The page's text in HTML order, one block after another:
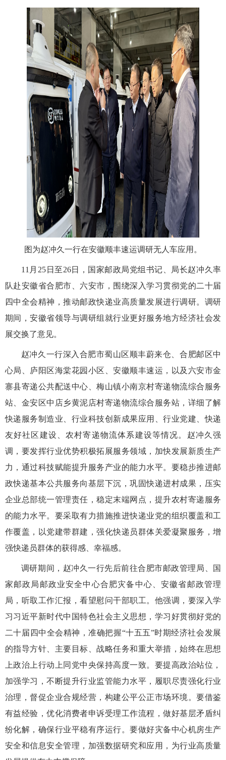
图为赵冲久一行在安徽顺丰速运调研无人车应用。
11月25日至26日，国家邮政局党组书记、局长赵冲久率
队赴安徽省合肥市、六安市，围绕深入学习贯彻党的二十届
四中全会精神，推动邮政快递业高质量发展进行调研。调研
期间，安徽省领导与调研组就行业更好服务地方经济社会发
展交换了意见。
赵冲久一行深入合肥市蜀山区顺丰蔚来仓、合肥邮区中
心局、庐阳区海棠花园小区、安徽顺丰速运，以及六安市金
寨县寄递公共配送中心、梅山镇小南京村寄递物流综合服务
站、金安区中店乡黄泥店村寄递物流综合服务站，详细了解
快递服务制造业、行业科技创新成果应用、行业党建、快递
友好社区建设、农村寄递物流体系建设等情况。赵冲久强
调，要发挥行业优势积极拓展服务领域，加快发展新质生产
力，通过科技赋能提升服务产业的能力水平。要稳步推进邮
政快递基本公共服务向基层下沉，巩固快递进村成果，压实
企业总部统一管理责任，稳定末端网点，提升农村寄递服务
的能力水平。要采取有力措施推进快递业党的组织覆盖和工
作覆盖，以党建带群建，强化快递员群体关爱凝聚服务，增
强快递员群体的获得感、幸福感。
调研期间，赵冲久一行先后前往合肥市邮政管理局、国
家邮政局邮政业安全中心合肥灾备中心、安徽省邮政管理
局，听取工作汇报，看望慰问干部职工。他强调，要深入学
习习近平新时代中国特色社会主义思想，学习好贯彻好党的
二十届四中全会精神，准确把握“十五五”时期经济社会发展
的指导方针、主要目标、战略任务和重大举措，始终在思想
上政治上行动上同党中央保持高度一致。要提高政治站位，
加强学习，不断提升行业监管能力水平，履职尽责强化行业
治理，督促企业合规经营，构建公平公正市场环境。要借鉴
有益经验，优化消费者申诉受理工作流程，做好基层矛盾纠
纷化解，确保行业平稳有序运行。要做好灾备中心机房生产
安全和信息安全管理，加强数据研究和应用，为行业高质量